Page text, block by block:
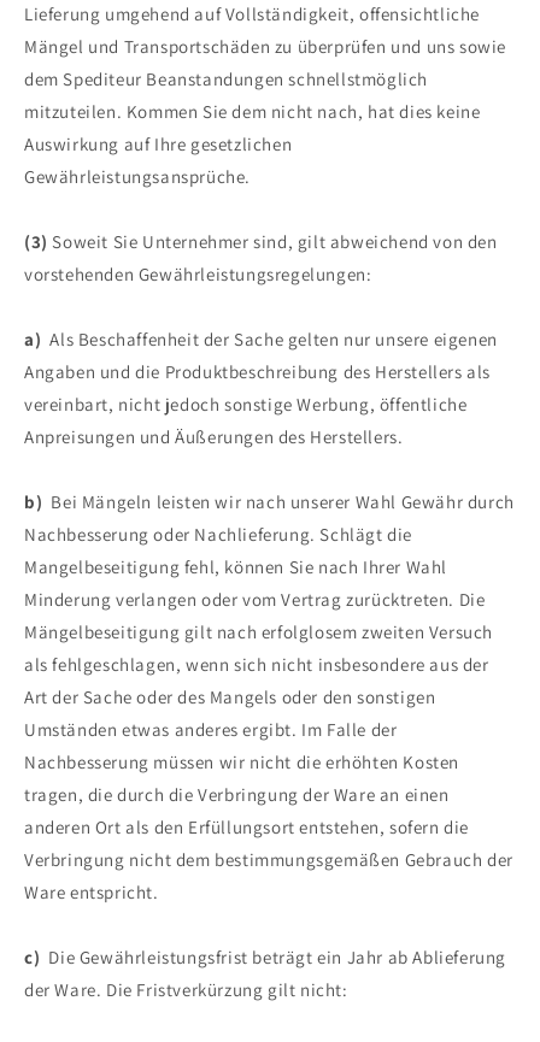
Lieferung umgehend auf Vollständigkeit, offensichtliche
Mängel und Transportschäden zu überprüfen und uns sowie
dem Spediteur Beanstandungen schnellstmöglich
mitzuteilen. Kommen Sie dem nicht nach, hat dies keine
Auswirkung auf Ihre gesetzlichen
Gewährleistungsansprüche.
(3) Soweit Sie Unternehmer sind, gilt abweichend von den
vorstehenden Gewährleistungsregelungen:
a)Als Beschaffenheit der Sache gelten nur unsere eigenen
Angaben und die Produktbeschreibung des Herstellers als
vereinbart, nicht jedoch sonstige Werbung, öffentliche
Anpreisungen und Äußerungen des Herstellers.
b) Bei Mängeln leisten wir nach unserer Wahl Gewähr durch
Nachbesserung oder Nachlieferung. Schlägt die
Mangelbeseitigung fehl, können Sie nach Ihrer Wahl
Minderung verlangen oder vom Vertrag zurücktreten. Die
Mängelbeseitigung gilt nach erfolglosem zweiten Versuch
als fehlgeschlagen, wenn sich nicht insbesondere aus der
Art der Sache oder des Mangels oder den sonstigen
Umständen etwas anderes ergibt. Im Falle der
Nachbesserung müssen wir nicht die erhöhten Kosten
tragen, die durch die Verbringung der Ware an einen
anderen Ort als den Erfüllungsort entstehen, sofern die
Verbringung nicht dem bestimmungsgemäßen Gebrauch der
Ware entspricht.
c) Die Gewährleistungsfrist beträgt ein Jahr ab Ablieferung
der Ware. Die Fristverkürzung gilt nicht: